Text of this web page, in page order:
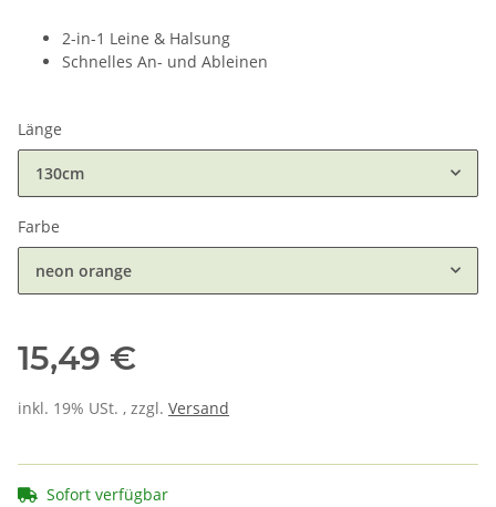
2-in-1 Leine & Halsung
Schnelles An- und Ableinen
Länge
130cm
Farbe
neon orange
15,49 €
inkl. 19% USt. , zzgl. Versand
Sofort verfügbar